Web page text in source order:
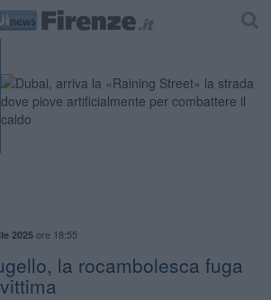
2025ore 18:55
la rocambolesca fuga